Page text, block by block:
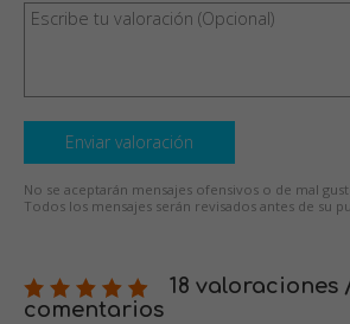
Enviar valoración
No se aceptarán mensajes ofensivos o de mal
Todos los mensajes serán revisados antes de su
18 valoraciones
comentarios